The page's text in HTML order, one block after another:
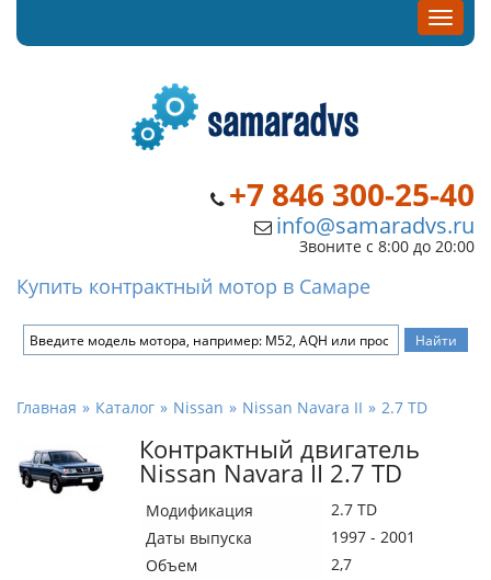
+7 846 300-25-40
info@samaradvs.ru
Звоните с 8:00 до 20:00
Купить контрактный мотор в Самаре
Главная Каталог Nissan Nissan Navara II 2.7 TD
Контрактный двигатель
Nissan Navara II 2.7 TD
Модификация
2.7 TD
Даты выпуска
1997 - 2001
Объем
2,7